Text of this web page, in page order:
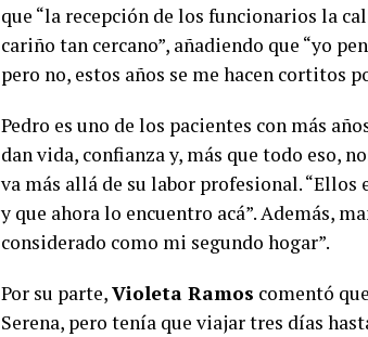
que “la recepción de los funcionarios la
cariño tan cercano”, añadiendo que “yo
pero no, estos años se me hacen cortitos
Pedro es uno de los pacientes con más
dan vida, confianza y, más que todo eso,
va más allá de su labor profesional.
y que ahora lo encuentro acá”. Además,
considerado como mi segundo hogar”.
Por su parte,Violeta Ramos comentó
Serena, pero tenía que viajar tres días